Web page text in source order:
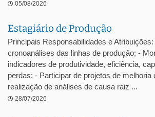
05/08/2026
Estagiário de Produção
Principais Responsabilidades e
cronoanálises das linhas de produção; -
indicadores de produtividade, eficiência,
perdas; - Participar de projetos de melhoria
realização de análises de causa raiz ...
28/07/2026